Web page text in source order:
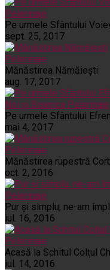
Pelerinaje
Pe urmele Sfântului
sept. 25, 2017
Pelerinaje
Mănăstirea Nămăiești
aug. 17, 2017
Noi și Biserica Pelerinaje
Pe urmele Sfântului
mai 4, 2017
Pelerinaje
Mănăstirea rupestră
oct. 2, 2016
Pelerinaje
Pur şi simplu, ne-am
iul. 16, 2016
Pelerinaje
Acasă la Schitul Colţul
iul. 14, 2016